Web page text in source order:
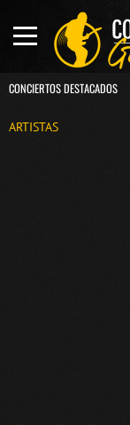
CONCIERTOS DESTACADOS
ARTISTAS